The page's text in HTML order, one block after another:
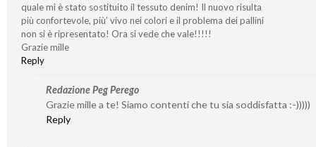
quale mi è stato sostituito il tessuto denim! Il nuovo risulta
più confortevole, più’ vivo nei colori e il problema dei pallini
non si è ripresentato! Ora si vede che vale!!!!!
Grazie mille
Reply
Redazione Peg Perego
Grazie mille a te! Siamo contenti che tu sia soddisfatta :-)))))
Reply